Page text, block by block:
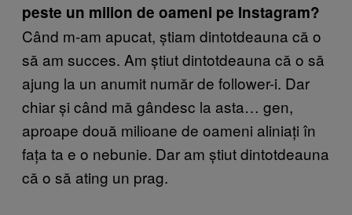
peste un milion de oameni pe Instagram?
Când m-am apucat, știam dintotdeauna că o
să am succes. Am știut dintotdeauna că o să
ajung la un anumit număr de follower-i. Dar
chiar și când mă gândesc la asta… gen,
aproape două milioane de oameni aliniați în
fața ta e o nebunie. Dar am știut dintotdeauna
că o să ating un prag.